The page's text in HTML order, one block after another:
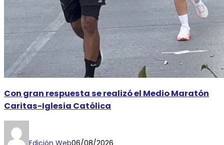
Con gran respuesta se realizó el Medio Maratón
Caritas-Iglesia Católica
Edición Web06/08/2026